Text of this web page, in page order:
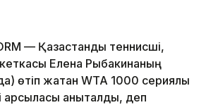
— Қазақстандық теннисші,
Елена Рыбакинаның
өтіп жатқан WTA 1000 сериялы
қарсыласы анықталды, деп